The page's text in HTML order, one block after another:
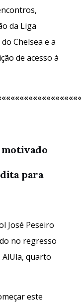
da Liga
Chelsea e a
de acesso à
motivado
para
José Peseiro
no regresso
quarto
este